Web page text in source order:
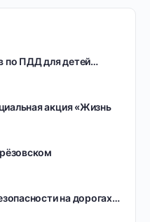
по ПДД для детей…
акция «Жизнь
на дорогах…